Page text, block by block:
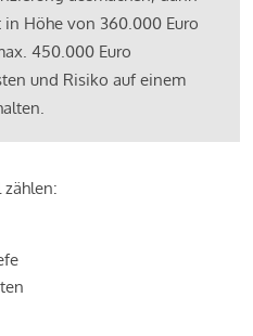
Höhe von 360.000 Euro
450.000 Euro
und Risiko auf einem